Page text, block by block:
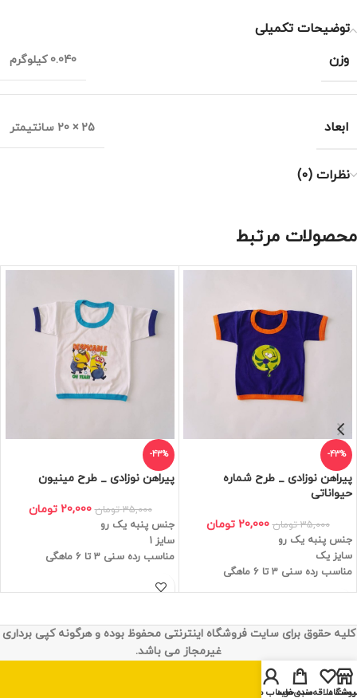
توضیحات تکمیلی
وزن
0.040 کیلوگرم
ابعاد 25 × 20 سانتیمتر
نظرات (0)
محصولات مرتبط
-43%
پیراهن نوزادی _ طرح شماره
حیواناتی
35,000 تومان 20,000 تومان
جنس پنبه یک رو
سایز یک
مناسب رده سنی 3 تا 6 ماهگی
-43%
پیراهن نوزادی _ طرح مینیون
35,000 تومان 20,000 تومان
جنس پنبه یک رو
سایز 1
مناسب رده سنی 3 تا 6 ماهگی
کلیه حقوق برای سایت فروشگاه اینترنتی محفوظ بوده و هرگونه کپی برداری
غیرمجاز می باشد.
علاقه‌مندی‌ها
سبد خریدحساب من